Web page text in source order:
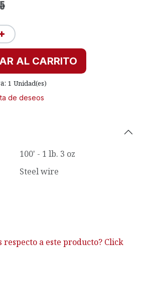
AL CARRITO
1 Unidad(es)
de deseos
100' - 1 lb. 3 oz
Steel wire
a este producto? Click